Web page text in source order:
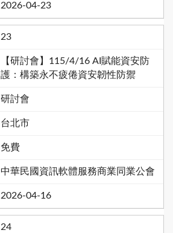
2026-04-23
23
【研討會】115/4/16 AI賦能資安防
護：構築永不疲倦資安韌性防禦
研討會
台北市
免費
中華民國資訊軟體服務商業同業公會
2026-04-16
24